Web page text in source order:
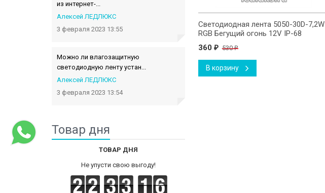
из интернет-...
Алексей ЛЕДЛЮКС
3 февраля 2023 13:55
Можно ли влагозащитную
светодиодную ленту устан...
Алексей ЛЕДЛЮКС
3 февраля 2023 13:54
Товар дня
ТОВАР ДНЯ
Не упусти свою выгоду!
Светодиодная лента 5050-30D-7,2W
RGB Бегущий огонь 12V IP-68
360 ₽ 530₽
В корзину